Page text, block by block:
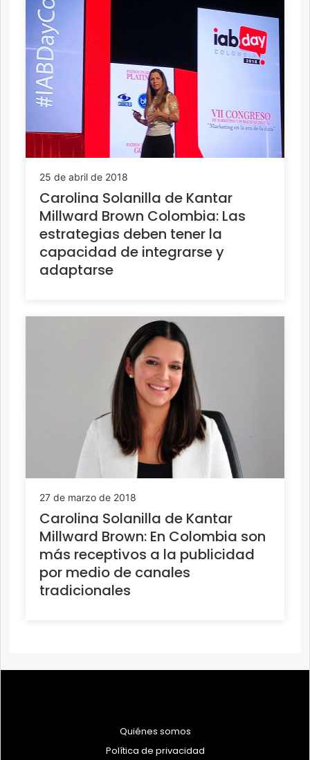
25 de abril de 2018
Carolina Solanilla de Kantar
Millward Brown Colombia: Las
estrategias deben tener la
capacidad de integrarse y
adaptarse
27 de marzo de 2018
Carolina Solanilla de Kantar
Millward Brown: En Colombia son
más receptivos a la publicidad
por medio de canales
tradicionales
Quiénes somos
Política de privacidad